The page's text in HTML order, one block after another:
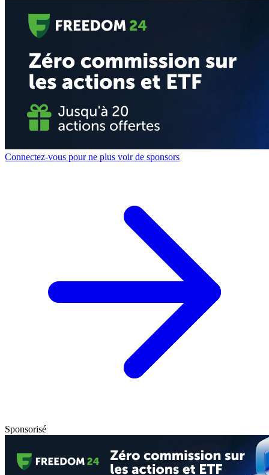
Connectez-vous pour ne plus voir de sponsors
Sponsorisé